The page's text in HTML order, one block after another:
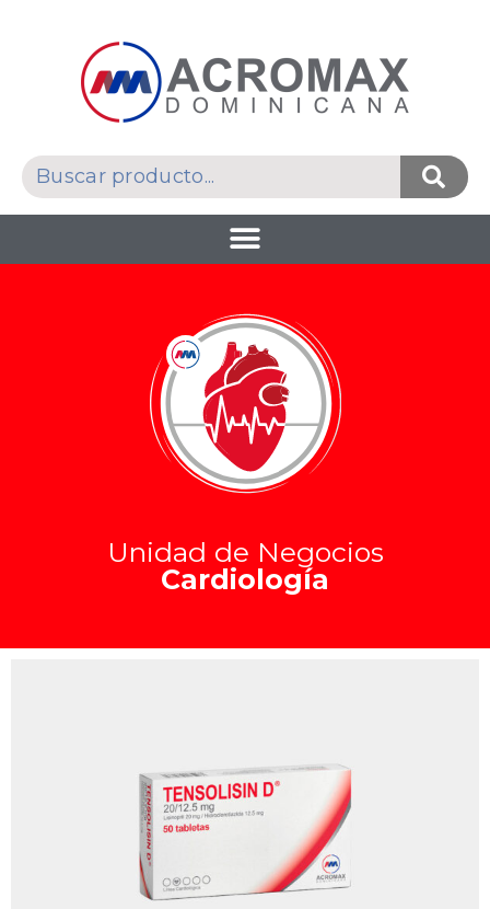
Unidad de Negocios
Cardiología